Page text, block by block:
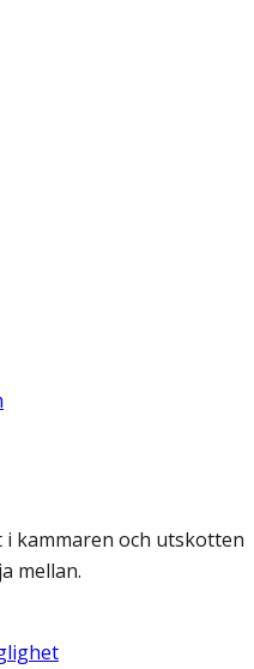
i kammaren och utskotten
mellan.